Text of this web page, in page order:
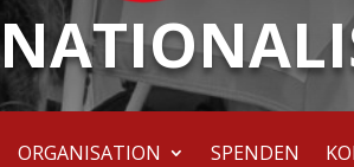
ORGANISATION SPENDEN